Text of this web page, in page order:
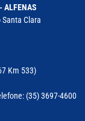
ALFENAS
Clara
Km 533)
(35) 3697-4600